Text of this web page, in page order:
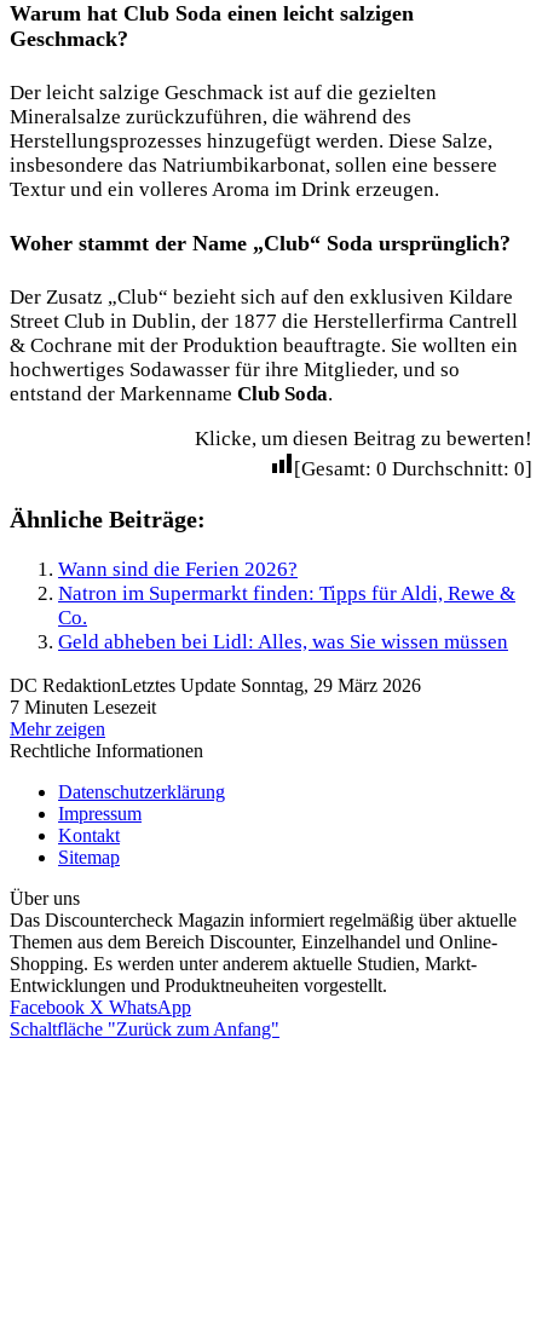
Warum hat Club Soda einen leicht salzigen
Geschmack?
Der leicht salzige Geschmack ist auf die gezielten
Mineralsalze zurückzuführen, die während des
Herstellungsprozesses hinzugefügt werden. Diese Salze,
insbesondere das Natriumbikarbonat, sollen eine bessere
Textur und ein volleres Aroma im Drink erzeugen.
Woher stammt der Name „Club“ Soda ursprünglich?
Der Zusatz „Club“ bezieht sich auf den exklusiven Kildare
Street Club in Dublin, der 1877 die Herstellerfirma Cantrell
& Cochrane mit der Produktion beauftragte. Sie wollten ein
hochwertiges Sodawasser für ihre Mitglieder, und so
entstand der Markenname Club Soda.
Klicke, um diesen Beitrag zu bewerten!
[Gesamt: 0 Durchschnitt: 0]
Ähnliche Beiträge:
Wann sind die Ferien 2026?
Natron im Supermarkt finden: Tipps für Aldi, Rewe &
Co.
Geld abheben bei Lidl: Alles, was Sie wissen müssen
DC RedaktionLetztes Update Sonntag, 29 März 2026
7 Minuten Lesezeit
Mehr zeigen
Rechtliche Informationen
Datenschutzerklärung
Impressum
Kontakt
Sitemap
Über uns
Das Discountercheck Magazin informiert regelmäßig über aktuelle
Themen aus dem Bereich Discounter, Einzelhandel und Online-
Shopping. Es werden unter anderem aktuelle Studien, Markt-
Entwicklungen und Produktneuheiten vorgestellt.
Facebook X WhatsApp
Schaltfläche "Zurück zum Anfang"